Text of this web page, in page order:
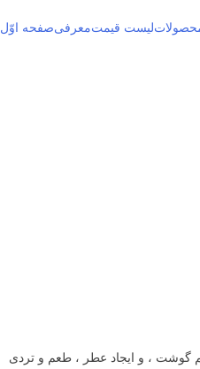
صفحه اوّلمعرفیلیست قیمت
گوشت ، و ایجاد عطر ، طعم و تردی